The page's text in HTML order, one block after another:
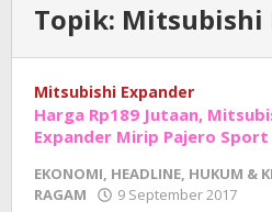
Topik: Mitsubishi
Mitsubishi Expander
Harga Rp189 Jutaan,
Expander Mirip Pajero Sport
EKONOMI, HEADLINE, HUKUM &
RAGAM
9 September 2017